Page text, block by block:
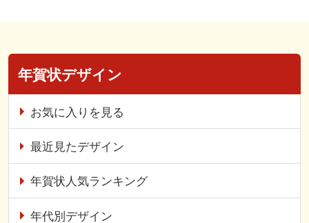
年賀状デザイン
お気に入りを見る
最近見たデザイン
年賀状人気ランキング
年代別デザイン